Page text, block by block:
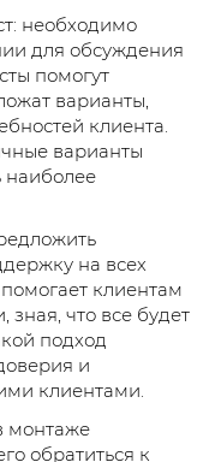
необходимо
для обсуждения
помогут
варианты,
клиента.
варианты
наиболее
на всех
клиентам
зная, что все будет
подход
и
клиентами.
монтаже
обратиться к